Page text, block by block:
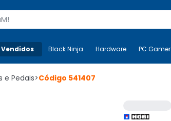
Mais-v- Black Ninja Hardware
Black Ninja Hardware PC Gamer
e Pedais>Código 541407